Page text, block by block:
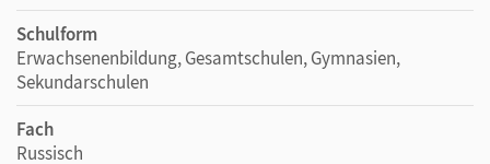
Schulform
Erwachsenenbildung, Gesamtschulen, Gymnasien,
Sekundarschulen
Fach
Russisch